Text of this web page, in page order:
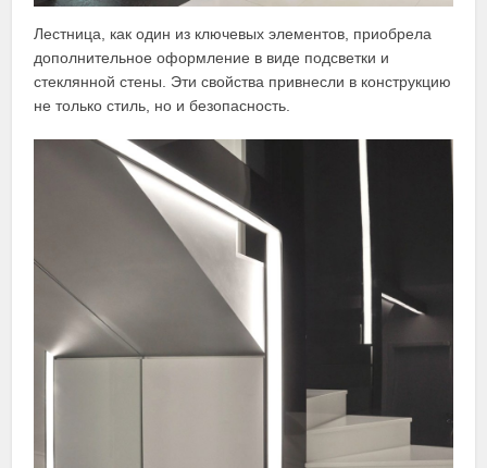
Лестница, как один из ключевых элементов, приобрела
дополнительное оформление в виде подсветки и
стеклянной стены. Эти свойства привнесли в конструкцию
не только стиль, но и безопасность.